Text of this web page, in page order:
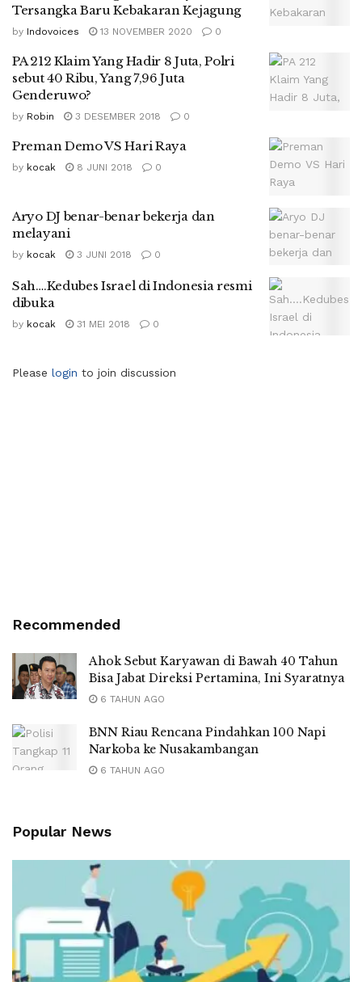
Tersangka Baru Kebakaran Kejagung
by Indovoices 13 NOVEMBER 2020 0
PA 212 Klaim Yang Hadir 8 Juta, Polri
sebut 40 Ribu, Yang 7,96 Juta
Genderuwo?
by Robin 3 DESEMBER 2018 0
Preman Demo VS Hari Raya
by kocak 8 JUNI 2018 0
Aryo DJ benar-benar bekerja dan
melayani
by kocak 3 JUNI 2018 0
Sah….Kedubes Israel di Indonesia resmi
dibuka
by kocak 31 MEI 2018 0
Please login to join discussion
Recommended
Ahok Sebut Karyawan di Bawah 40 Tahun
Bisa Jabat Direksi Pertamina, Ini Syaratnya
6 TAHUN AGO
BNN Riau Rencana Pindahkan 100 Napi
Narkoba ke Nusakambangan
6 TAHUN AGO
Popular News